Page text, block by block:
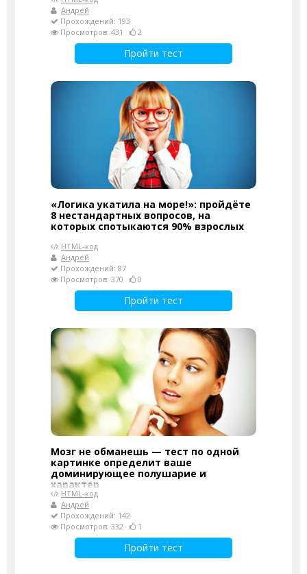
Андрей
Прохождений: 193
Просмотров: 431
2
Пройти тест
«Логика укатила на море!»: пройдёте
8 нестандартных вопросов, на
которых спотыкаются 90% взрослых
HTML-код
Андрей
Прохождений: 87
Просмотров: 370
0
Пройти тест
Мозг не обманешь — тест по одной
картинке определит ваше
доминирующее полушарие и
характер
HTML-код
Андрей
Прохождений: 142
Просмотров: 332
1
Пройти тест